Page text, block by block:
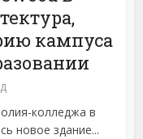
кампуса
колледжа в
новое здание...